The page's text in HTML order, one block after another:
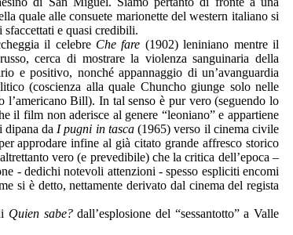
quale alle consuete marionette del western italiano si
e quasi credibili.
il celebre Che fare (1902) leniniano mentre il
cerca di mostrare la violenza sanguinaria della
e positivo, nonché appannaggio di un’avanguardia
(coscienza alla quale Chuncho giunge solo nelle
l’americano Bill). In tal senso è pur vero (seguendo lo
il film non aderisce al genere “leoniano” e appartiene
da I pugni in tasca(1965) verso il cinema civile
approdare infine al già citato grande affresco storico
vero (e prevedibile) che la critica dell’epoca –
- dedichi notevoli attenzioni - spesso espliciti encomi
si è detto, nettamente derivato dal cinema del regista
Quien sabe?dall’esplosione del “sessantotto” a Valle